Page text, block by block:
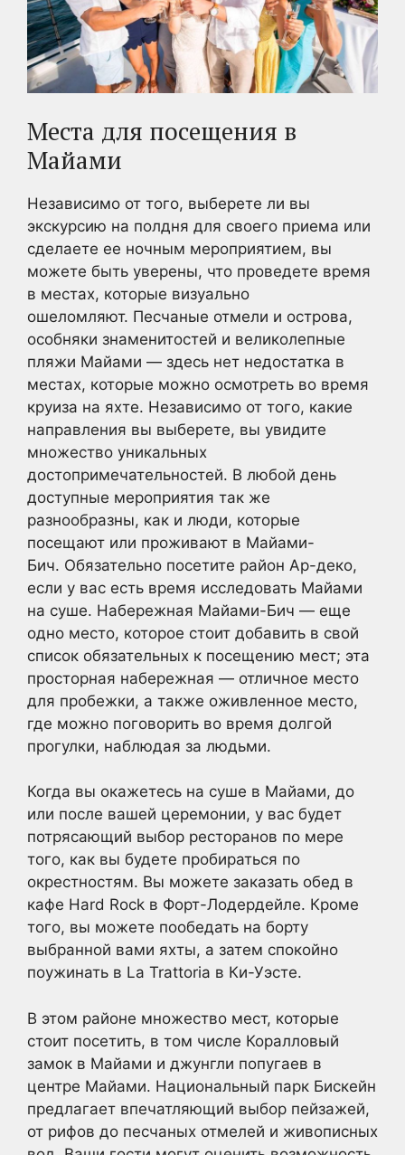
Места для посещения в
Майами
Независимо от того, выберете ли вы
экскурсию на полдня для своего приема или
сделаете ее ночным мероприятием, вы
можете быть уверены, что проведете время
в местах, которые визуально
ошеломляют. Песчаные отмели и острова,
особняки знаменитостей и великолепные
пляжи Майами — здесь нет недостатка в
местах, которые можно осмотреть во время
круиза на яхте. Независимо от того, какие
направления вы выберете, вы увидите
множество уникальных
достопримечательностей. В любой день
доступные мероприятия так же
разнообразны, как и люди, которые
посещают или проживают в Майами-
Бич. Обязательно посетите район Ар-деко,
если у вас есть время исследовать Майами
на суше. Набережная Майами-Бич — еще
одно место, которое стоит добавить в свой
список обязательных к посещению мест; эта
просторная набережная — отличное место
для пробежки, а также оживленное место,
где можно поговорить во время долгой
прогулки, наблюдая за людьми.
Когда вы окажетесь на суше в Майами, до
или после вашей церемонии, у вас будет
потрясающий выбор ресторанов по мере
того, как вы будете пробираться по
окрестностям. Вы можете заказать обед в
кафе Hard Rock в Форт-Лодердейле. Кроме
того, вы можете пообедать на борту
выбранной вами яхты, а затем спокойно
поужинать в La Trattoria в Ки-Уэсте.
В этом районе множество мест, которые
стоит посетить, в том числе Коралловый
замок в Майами и джунгли попугаев в
центре Майами. Национальный парк Бискейн
предлагает впечатляющий выбор пейзажей,
от рифов до песчаных отмелей и живописных